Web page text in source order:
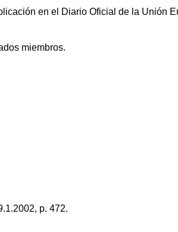
en el Diario Oficial de la Unión
miembros.
p. 472.